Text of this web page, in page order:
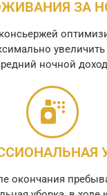
ЗА
ночной
окончания